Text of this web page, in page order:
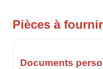
Pièces à
Documents